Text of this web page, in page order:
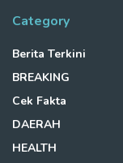
Category
Berita Terkini
BREAKING
Cek Fakta
DAERAH
HEALTH